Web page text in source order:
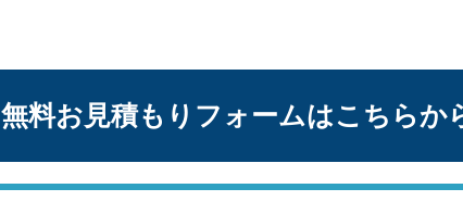
無料お見積もりフォームはこちらか